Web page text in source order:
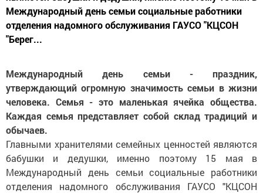
Международный день семьи социальные работники
отделения надомного обслуживания ГАУСО "КЦСОН
"Берег...
Международный день семьи - праздник,
утверждающий огромную значимость семьи в жизни
человека. Семья - это маленькая ячейка общества.
Каждая семья представляет собой склад традиций и
обычаев.
Главными хранителями семейных ценностей являются
бабушки и дедушки, именно поэтому 15 мая в
Международный день семьи социальные работники
отделения надомного обслуживания ГАУСО "КЦСОН